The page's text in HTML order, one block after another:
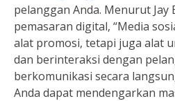
pelanggan Anda. Menurut
pemasaran digital, “Media
alat promosi, tetapi juga alat
dan berinteraksi dengan
berkomunikasi secara
Anda dapat mendengarkan